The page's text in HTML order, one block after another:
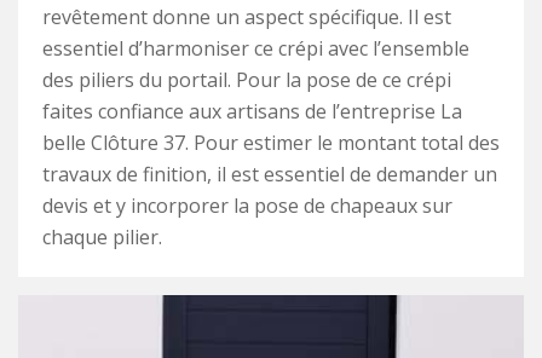
revêtement donne un aspect spécifique. Il est
essentiel d’harmoniser ce crépi avec l’ensemble
des piliers du portail. Pour la pose de ce crépi
faites confiance aux artisans de l’entreprise La
belle Clôture 37. Pour estimer le montant total des
travaux de finition, il est essentiel de demander un
devis et y incorporer la pose de chapeaux sur
chaque pilier.